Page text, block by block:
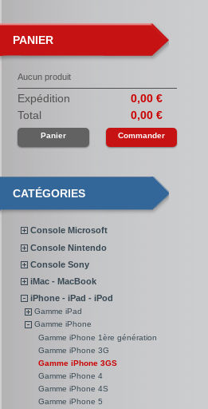
PANIER
Aucun produit
Expédition
0,00 €
Total
0,00 €
Panier Commander
CATÉGORIES
Console Microsoft
Console Nintendo
Console Sony
iMac - MacBook
iPhone - iPad - iPod
Gamme iPad
Gamme iPhone
Gamme iPhone 1ère génération
Gamme iPhone 3G
Gamme iPhone 3GS
Gamme iPhone 4
Gamme iPhone 4S
Gamme iPhone 5